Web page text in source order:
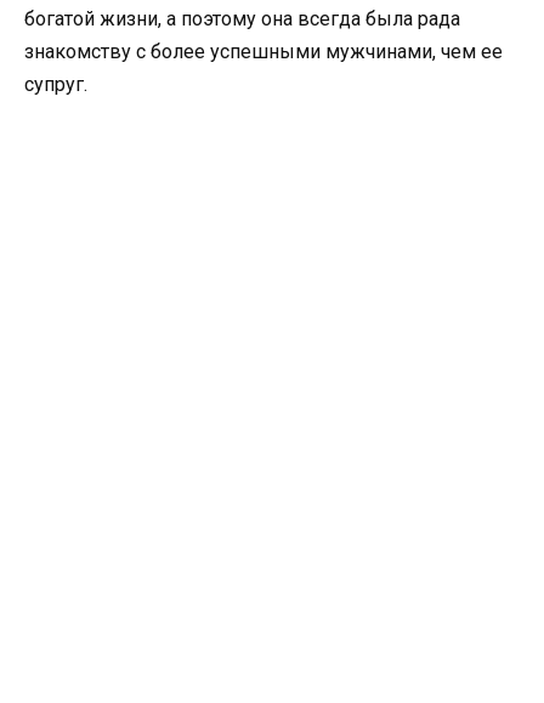
богатой жизни, а поэтому она всегда была рада
знакомству с более успешными мужчинами, чем ее
супруг.